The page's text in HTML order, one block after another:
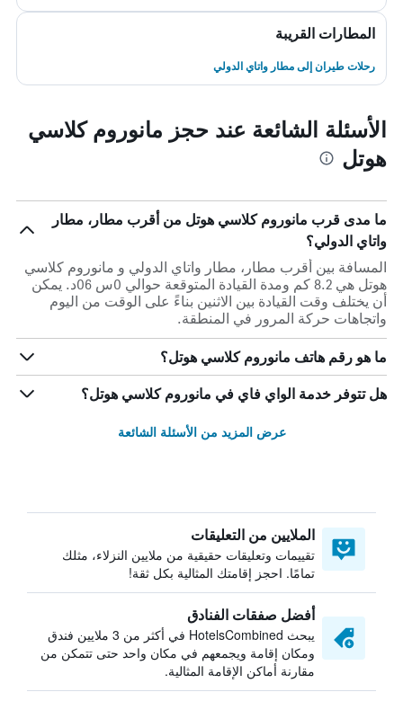
المطارات القريبة
رحلات طيران إلى مطار واتاي الدولي
الأسئلة الشائعة عند حجز مانوروم كلاسي
هوتل
ما مدى قرب مانوروم كلاسي هوتل من أقرب مطار، مطار
واتاي الدولي؟
المسافة بين أقرب مطار، مطار واتاي الدولي و مانوروم كلاسي
هوتل هي 8.2 كم ومدة القيادة المتوقعة حوالي 0س 06د. يمكن
أن يختلف وقت القيادة بين الاثنين بناءً على الوقت من اليوم
واتجاهات حركة المرور في المنطقة.
ما هو رقم هاتف مانوروم كلاسي هوتل؟
هل تتوفر خدمة الواي فاي في مانوروم كلاسي هوتل؟
عرض المزيد من الأسئلة الشائعة
الملايين من التعليقات
تقييمات وتعليقات حقيقية من ملايين النزلاء، مثلك
تمامًا. احجز إقامتك المثالية بكل ثقة!
أفضل صفقات الفنادق
يبحث HotelsCombined في أكثر من 3 ملايين فندق
ومكان إقامة ويجمعهم في مكان واحد حتى تتمكن من
مقارنة أماكن الإقامة المثالية.